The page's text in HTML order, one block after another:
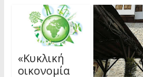
«Κυκλική
οικονομία